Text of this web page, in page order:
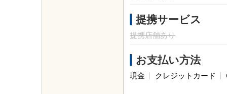
提携サービス
提携店舗あり
お支払い方法
現金 クレジットカード